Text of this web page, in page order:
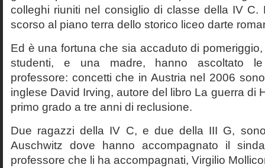
colleghi riuniti nel consiglio di classe della IV C.
scorso al piano terra dello storico liceo darte
Ed è una fortuna che sia accaduto di
studenti, e una madre, hanno ascoltato le
professore: concetti che in Austria nel 2006
inglese David Irving, autore del libro La guerra di
primo grado a tre anni di reclusione.
Due ragazzi della IV C, e due della III G,
Auschwitz dove hanno accompagnato il
professore che li ha accompagnati, Virgilio